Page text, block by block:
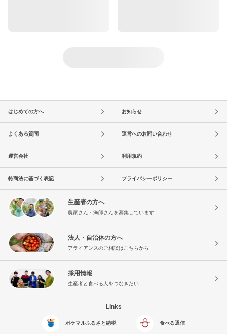
はじめての方へ お知らせ
よくある質問 運営へのお問い合わせ
運営会社 利用規約
特商法に基づく表記 プライバシーポリシー
生産者の方へ
農家さん・漁師さんを募集しています!
法人・自治体の方へ
アライアンスのご相談はこちらから
採用情報
生産者と食べる人をつなぎたい
Links
ポケマルふるさと納税 食べる通信